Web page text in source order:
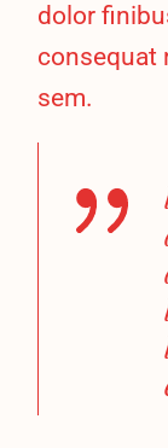
dolor
consequat
sem.